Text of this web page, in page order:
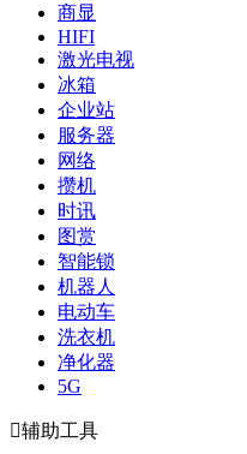
商显
HIFI
激光电视
冰箱
企业站
服务器
网络
攒机
时讯
图赏
智能锁
机器人
电动车
洗衣机
净化器
5G
辅助工具